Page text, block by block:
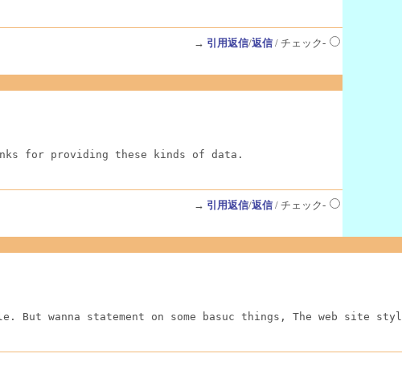
→ 引用返信/返信/ チェック-
for providing these kinds of data.
→ 引用返信/返信/ チェック-
wanna statement on some basuc things, The web